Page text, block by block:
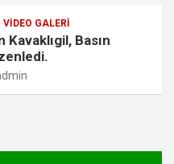
VIDEO GALERI
Kavaklıgil, Basın